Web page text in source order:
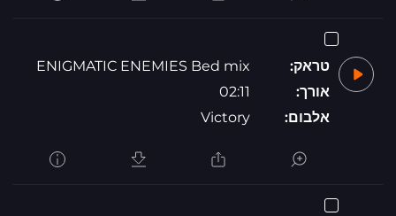
טראק:
ENIGMATIC ENEMIES Bed mix
אורך:
02:11
אלבום:
Victory